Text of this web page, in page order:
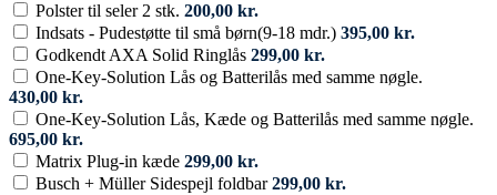
Polster til seler 2 stk. 200,00 kr.
Indsats - Pudestøtte til små børn(9-18 mdr.) 395,00 kr.
Godkendt AXA Solid Ringlås 299,00 kr.
One-Key-Solution Lås og Batterilås med samme nøgle.
430,00 kr.
One-Key-Solution Lås, Kæde og Batterilås med samme nøgle.
695,00 kr.
Matrix Plug-in kæde 299,00 kr.
Busch + Müller Sidespejl foldbar299,00 kr.